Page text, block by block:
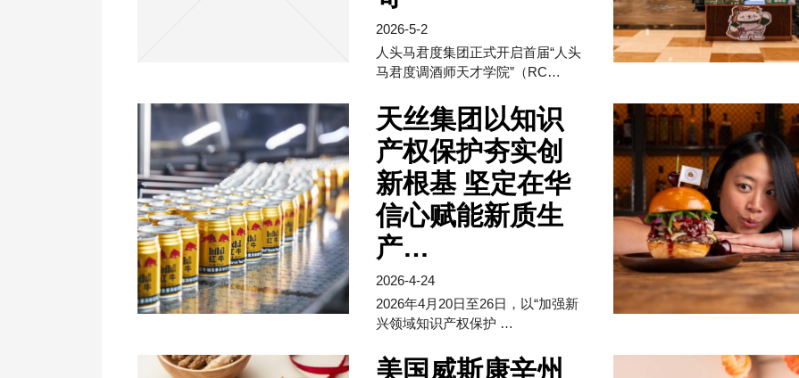
2026-5-2
人头马君度集团正式开启首届“人头
马君度调酒师天才学院”（RC…
天丝集团以知识
产权保护夯实创
新根基 坚定在华
信心赋能新质生
产…
2026-4-24
2026年4月20日至26日，以“加强新
兴领域知识产权保护 …
美国威斯康辛州